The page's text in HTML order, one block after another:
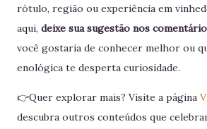
rótulo, região ou experiência em
aqui, deixe sua sugestão nos
você gostaria de conhecer melhor ou
enológica te desperta curiosidade.
👉Quer explorar mais? Visite a página
descubra outros conteúdos que